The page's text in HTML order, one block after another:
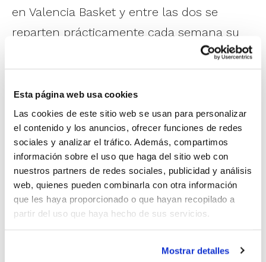
Esta página web usa cookies
Las cookies de este sitio web se usan para personalizar
el contenido y los anuncios, ofrecer funciones de redes
sociales y analizar el tráfico. Además, compartimos
información sobre el uso que haga del sitio web con
nuestros partners de redes sociales, publicidad y análisis
web, quienes pueden combinarla con otra información
que les haya proporcionado o que hayan recopilado a
partir del uso que haya hecho de sus servicios.
Mostrar detalles
en Valencia Basket y entre las dos se
reparten prácticamente cada semana su
presencia en el Quinteto ideal de la Liga
de valoración con 14 puntos, 6 rebotes y 3
asistencias.
Otra base,Patricia Benet, destaca esta
jornada en el apartado de balones
recuperados de la Liga Femenina 2. La
jugadora formada en El Pilar se convirtió